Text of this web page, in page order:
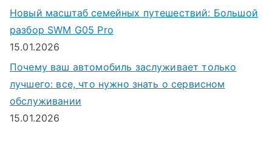
Новый масштаб семейных путешествий: Большой
разбор SWM G05 Pro
15.01.2026
Почему ваш автомобиль заслуживает только
лучшего: все, что нужно знать о сервисном
обслуживании
15.01.2026